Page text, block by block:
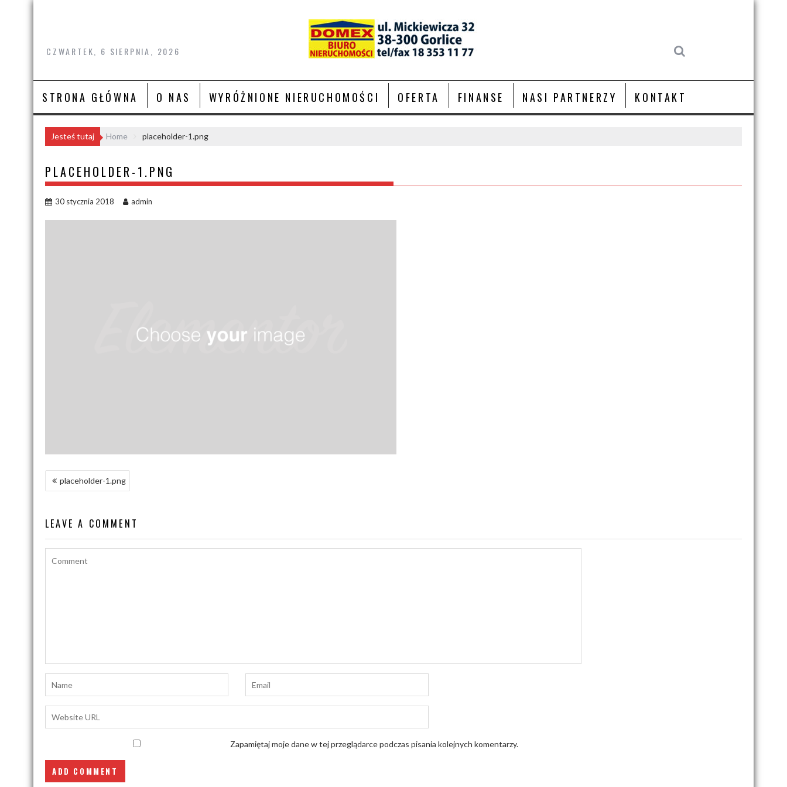
Skip
CZWARTEK, 6 SIERPNIA, 2026
STRONA GŁÓWNA O NAS WYRÓŻNIONE NIERUCHOMOŚCI OFERTA FINANSE NASI PARTNERZY KONTAKT
Jesteś tutaj Home placeholder-1.png
PLACEHOLDER-1.PNG
30 stycznia 2018 admin
NAWIGACJA
placeholder-1.png
LEAVE A COMMENT
Zapamiętaj moje dane w tej przeglądarce podczas pisania kolejnych komentarzy.